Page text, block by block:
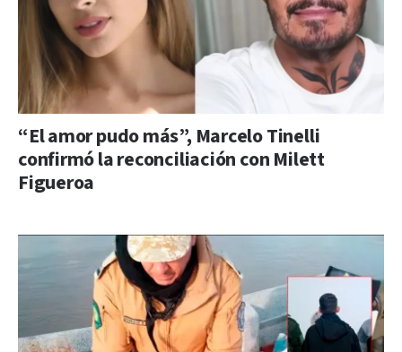
“El amor pudo más”, Marcelo Tinelli
confirmó la reconciliación con Milett
Figueroa